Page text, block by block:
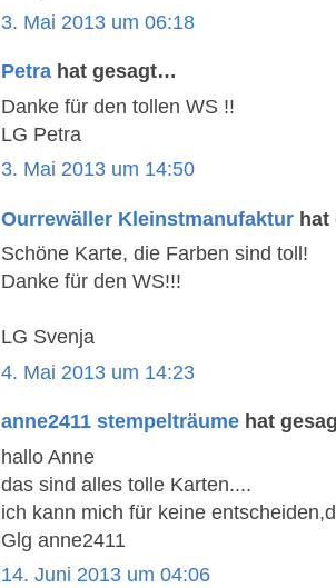
3. Mai 2013 um 06:18
Petra hat gesagt…
Danke für den tollen WS !!
LG Petra
3. Mai 2013 um 14:50
Ourrewäller Kleinstmanufaktur
Schöne Karte, die Farben sind toll!
Danke für den WS!!!
LG Svenja
4. Mai 2013 um 14:23
anne2411 stempelträume hat
hallo Anne
das sind alles tolle Karten....
ich kann mich für keine
Glg anne2411
14. Juni 2013 um 04:06